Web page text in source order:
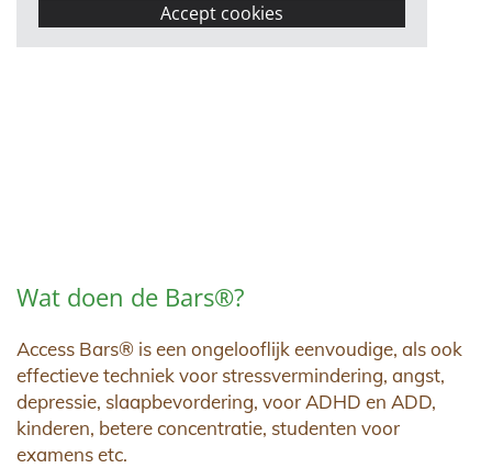
Accept cookies
Wat doen de Bars®?
Access Bars® is een ongelooflijk eenvoudige, als ook
effectieve techniek voor stressvermindering, angst,
depressie, slaapbevordering, voor ADHD en ADD,
kinderen, betere concentratie, studenten voor
examens etc.